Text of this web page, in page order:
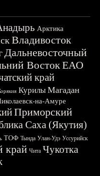
Арктика
Владивосток
Дальневосточный
ВостокЕАО
край
Курилы Магадан
на-Амуре
Приморский
Саха (Якутия)
ТОФ Тында Улан-Удэ Уссурийск
край Чита Чукотка